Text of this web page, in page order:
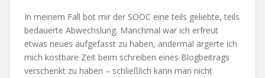
In meinem Fall bot mir der SOOC eine teils geliebte, teils
bedauerte Abwechslung. Manchmal war ich erfreut
etwas neues aufgefasst zu haben, andermal ärgerte ich
mich kostbare Zeit beim schreiben eines Blogbeitrags
verschenkt zu haben – schließlich kann man nicht